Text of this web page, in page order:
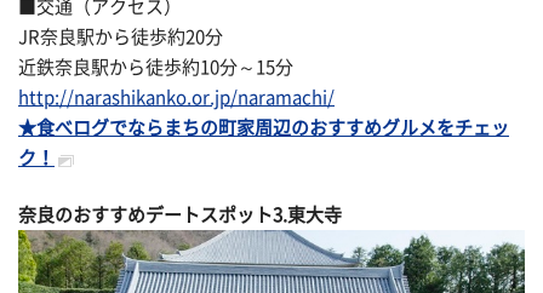
■交通（アクセス）
JR奈良駅から徒歩約20分
近鉄奈良駅から徒歩約10分～15分
http://narashikanko.or.jp/naramachi/
★食べログでならまちの町家周辺のおすすめグルメをチェッ
ク！
奈良のおすすめデートスポット3.東大寺